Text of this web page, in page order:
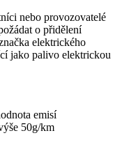
nebo provozovatelé
o přidělení
elektrického
jako palivo elektrickou
emisí
50g/km